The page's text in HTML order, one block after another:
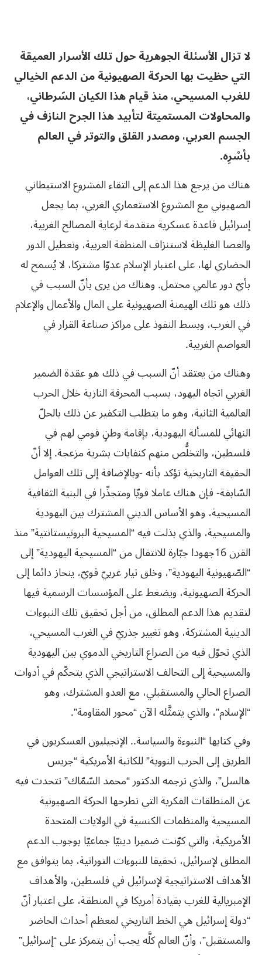
لا تزال الأسئلة الجوهرية حول تلك الأسرار العميقة
التي حظيت بها الحركة الصهيونية من الدعم الخيالي
للغرب المسيحي، منذ قيام هذا الكيان السّرطاني،
والمحاولات المستميتة لتأبيد هذا الجرح النازف في
الجسم العربي، ومصدر القلق والتوتر في العالم
بأسْرِه.
هناك من يرجع هذا الدعم إلى التقاء المشروع الاستيطاني
الصهيوني مع المشروع الاستعماري الغربي، بما يجعل
إسرائيل قاعدة عسكرية متقدمة لرعاية المصالح الغربية،
والعصا الغليظة لاستنزاف المنطقة العربية، وتعطيل الدور
الحضاري لها، على اعتبار الإسلام عدوّا مشتركا، لا يُسمح له
بأيّ دور عالمي محتمل. وهناك من يرى بأنّ السبب في
ذلك هو تلك الهيمنة الصهيونية على المال والأعمال والإعلام
في الغرب، وبسط النفوذ على مراكز صناعة القرار في
العواصم الغربية.
وهناك من يعتقد أنّ السبب في ذلك هو عقدة الضمير
الغربي اتجاه اليهود، بسبب المحرقة النازية خلال الحرب
العالمية الثانية، وهو ما يتطلب التكفير عن ذلك بالحلّ
النهائي للمسألة اليهودية، بإقامة وطنٍ قومي لهم في
فلسطين، والتخلُّص منهم كنفايات بشرية مزعجة. إلا أنّ
الحقيقة التاريخية تؤكد بأنه -وبالإضافة إلى تلك العوامل
السّابقة- فإن هناك عاملا قويّا ومتجذّرا في البنية الثقافية
المسيحية، وهو الأساس الديني المشترك بين اليهودية
والمسيحية، والذي بذلت فيه “المسيحية البروتيستانتية” منذ
القرن 16جهودا جبّارة للانتقال من “المسيحية اليهودية” إلى
“الصّهيونية اليهودية”، وخلق تيار غربيّ قويّ، ينحاز دائما إلى
الحركة الصهيونية، ويضغط على المؤسسات الرسمية فيها
لتقديم هذا الدعم المطلق، من أجل تحقيق تلك النبوءات
الدينية المشتركة، وهو تغيير جذريّ في الغرب المسيحي،
الذي تحوّل فيه من الصراع التاريخي الدموي بين اليهودية
والمسيحية إلى التحالف الاستراتيجي الذي يتحكّم في أدوات
الصراع الحالي والمستقبلي، مع العدو المشترك، وهو
“الإسلام”، والذي يتمثَّله الآن “محور المقاومة”.
وفي كتابها “النبوءة والسياسة.. الإنجيليون العسكريون في
الطريق إلى الحرب النووية” للكاتبة الأمريكية “جريس
هالسل”، والذي ترجمه الدكتور “محمد السّمّاك” تتحدث فيه
عن المنطلقات الفكرية التي تطرحها الحركة الصهيونية
المسيحية والمنظمات الكنسية في الولايات المتحدة
الأمريكية، والتي كوّنت ضميرا دينيّا جماعيّا بوجوب الدعم
المطلق لإسرائيل، تحقيقا للنبوءات التوراتية، بما يتوافق مع
الأهداف الاستراتيجية لإسرائيل في فلسطين، والأهداف
الإمبريالية للغرب بقيادة أمريكا في المنطقة، على اعتبار أنّ
“دولة إسرائيل هي الخط التاريخي لمعظم أحداث الحاضر
والمستقبل”، وأنّ العالم كلَّه يجب أن يتمركز على “إسرائيل”